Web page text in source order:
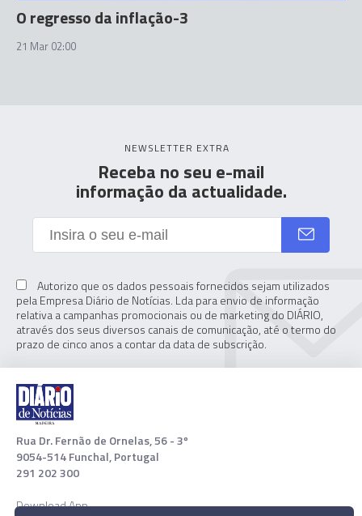
O regresso da inflação-3
21 Mar 02:00
NEWSLETTER EXTRA
Receba no seu e-mail
informação da actualidade.
Autorizo que os dados pessoais fornecidos sejam utilizados
pela Empresa Diário de Notícias. Lda para envio de informação
relativa a campanhas promocionais ou de marketing do DIÁRIO,
através dos seus diversos canais de comunicação, até o termo do
prazo de cinco anos a contar da data de subscrição.
Rua Dr. Fernão de Ornelas, 56 - 3º
9054-514 Funchal, Portugal
291 202 300
Download App